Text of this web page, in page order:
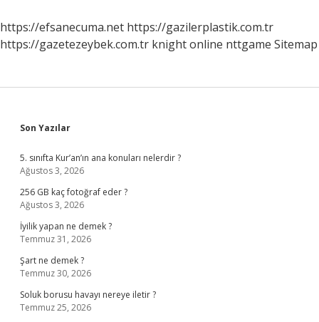
Kadar
https://efsanecuma.net https://gazilerplastik.com.tr
https://gazetezeybek.com.tr knight online nttgame Sitemap
Sidebar
Son Yazılar
5. sınıfta Kur’an’ın ana konuları nelerdir ?
Ağustos 3, 2026
256 GB kaç fotoğraf eder ?
Ağustos 3, 2026
İyilik yapan ne demek ?
Temmuz 31, 2026
Şart ne demek ?
Temmuz 30, 2026
Soluk borusu havayı nereye iletir ?
Temmuz 25, 2026